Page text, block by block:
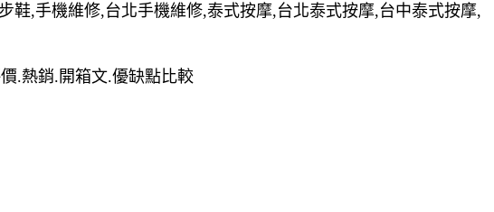
鞋,手機維修,台北手機維修,泰式按摩,台北泰式按摩,台中泰式按摩,
.熱銷.開箱文.優缺點比較